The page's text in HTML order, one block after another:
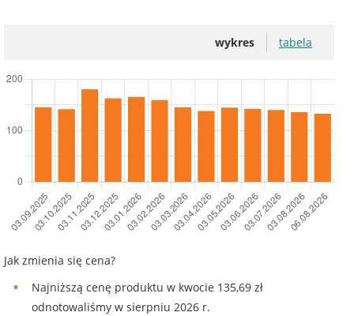
wykres tabela
Jak zmienia się cena?
Najniższą cenę produktu w kwocie 135,69 zł
odnotowaliśmy w sierpniu 2026 r.